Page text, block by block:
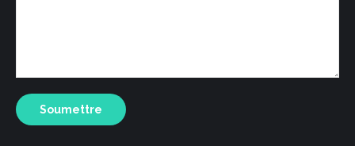
Soumettre